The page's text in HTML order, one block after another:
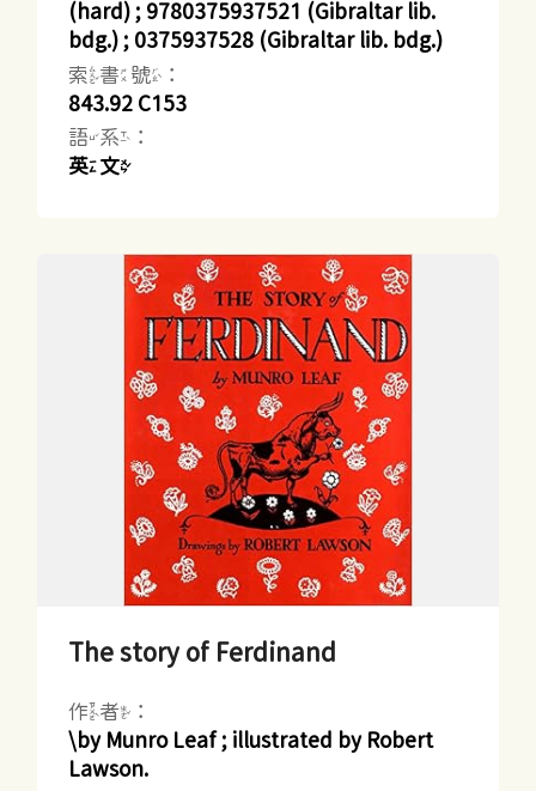
(hard) ; 9780375937521 (Gibraltar lib.
bdg.) ; 0375937528 (Gibraltar lib. bdg.)
索書號：
843.92 C153
語系：
英文
The story of Ferdinand
作者：
\by Munro Leaf ; illustrated by Robert
Lawson.